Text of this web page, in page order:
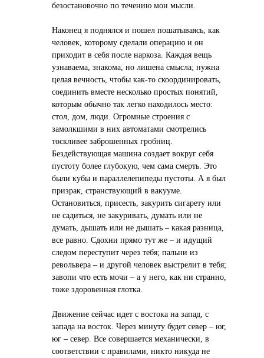
безостановочно по течению мои мысли.
Наконец я поднялся и пошел пошатываясь, как
человек, которому сделали операцию и он
приходит в себя после наркоза. Каждая вещь
узнаваема, знакома, но лишена смысла; нужна
целая вечность, чтобы как-то скоординировать,
соединить вместе несколько простых понятий,
которым обычно так легко находилось место:
стол, дом, люди. Огромные строения с
замолкшими в них автоматами смотрелись
тоскливее заброшенных гробниц.
Бездействующая машина создает вокруг себя
пустоту более глубокую, чем сама смерть. Это
были кубы и параллелепипеды пустоты. А я был
призрак, странствующий в вакууме.
Остановиться, присесть, закурить сигарету или
не садиться, не закуривать, думать или не
думать, дышать или не дышать – какая разница,
все равно. Сдохни прямо тут же – и идущий
следом переступит через тебя; пальни из
револьвера – и другой человек выстрелит в тебя;
завопи что есть мочи – а у него, как ни странно,
тоже здоровенная глотка.
Движение сейчас идет с востока на запад, с
запада на восток. Через минуту будет север – юг,
юг – север. Все совершается механически, в
соответствии с правилами, никто никуда не